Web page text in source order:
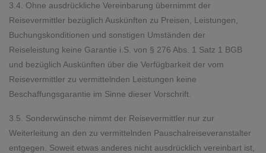
3.4. Ohne ausdrückliche Vereinbarung übernimmt der
Reisevermittler bezüglich Auskünften zu Preisen, Leistungen,
Buchungskonditionen und sonstigen Umständen der
Reiseleistung keine Garantie i.S. von § 276 Abs. 1 Satz 1 BGB
und bezüglich Auskünften über die Verfügbarkeit der vom
Reisevermittler zu vermittelnden Leistungen keine
Beschaffungsgarantie im Sinne dieser Vorschrift.
3.5. Sonderwünsche nimmt der Reisevermittler nur zur
Weiterleitung an den zu vermittelnden Pauschalreiseveranstalter
entgegen. Soweit etwas anderes nicht ausdrücklich vereinbart ist,